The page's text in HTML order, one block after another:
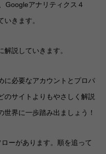
Googleアナリティクス４
いきます。
説していきます。
に必要なアカウントとプロパ
のサイトよりもやさしく解説
世界に一歩踏み出ましょう！
ーがあります。順を追って